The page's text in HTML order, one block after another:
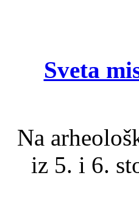
Sveta
Na
iz 5. i 6.